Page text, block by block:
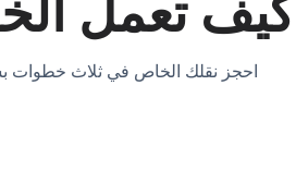
كيف تعمل
احجز نقلك الخاص في ثلاث خطوات